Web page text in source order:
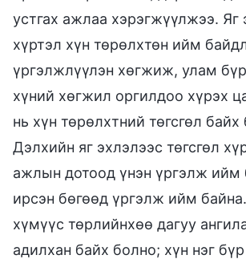
устгах ажлаа хэрэгжүүлжээ. Яг
хүртэл хүн төрөлхтөн ийм
үргэлжлүүлэн хөгжиж, улам
хүний хөгжил оргилдоо хүрэх
нь хүн төрөлхтний төгсгөл байх
Дэлхийн яг эхлэлээс төгсгөл
ажлын дотоод үнэн үргэлж ийм
ирсэн бөгөөд үргэлж ийм
хүмүүс төрлийнхөө дагуу
адилхан байх болно; хүн нэг